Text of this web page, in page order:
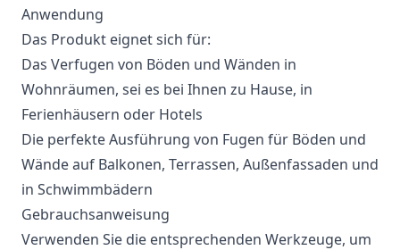
Anwendung
Das Produkt eignet sich für:
Das Verfugen von Böden und Wänden in
Wohnräumen, sei es bei Ihnen zu Hause, in
Ferienhäusern oder Hotels
Die perfekte Ausführung von Fugen für Böden und
Wände auf Balkonen, Terrassen, Außenfassaden und
in Schwimmbädern
Gebrauchsanweisung
Verwenden Sie die entsprechenden Werkzeuge, um